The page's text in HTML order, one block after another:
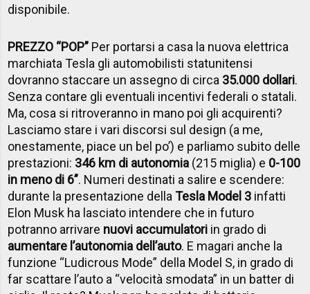
disponibile.
PREZZO “POP” Per portarsi a casa la nuova elettrica
marchiata Tesla gli automobilisti statunitensi
dovranno staccare un assegno di circa 35.000 dollari.
Senza contare gli eventuali incentivi federali o statali.
Ma, cosa si ritroveranno in mano poi gli acquirenti?
Lasciamo stare i vari discorsi sul design (a me,
onestamente, piace un bel po’) e parliamo subito delle
prestazioni: 346 km di autonomia (215 miglia) e 0-100
in meno di 6”. Numeri destinati a salire e scendere:
durante la presentazione dellaTesla Model 3 infatti
Elon Musk ha lasciato intendere che in futuro
potranno arrivare nuovi accumulatori in grado di
aumentare l’autonomia dell’auto. E magari anche la
funzione “Ludicrous Mode” della Model S, in grado di
far scattare l’auto a “velocità smodata” in un batter di